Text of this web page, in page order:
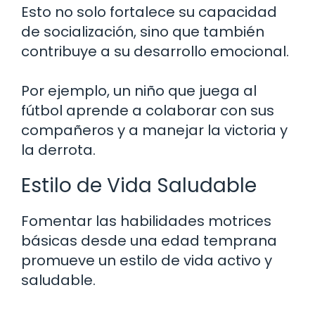
Esto no solo fortalece su capacidad
de socialización, sino que también
contribuye a su desarrollo emocional.
Por ejemplo, un niño que juega al
fútbol aprende a colaborar con sus
compañeros y a manejar la victoria y
la derrota.
Estilo de Vida Saludable
Fomentar las habilidades motrices
básicas desde una edad temprana
promueve un estilo de vida activo y
saludable.